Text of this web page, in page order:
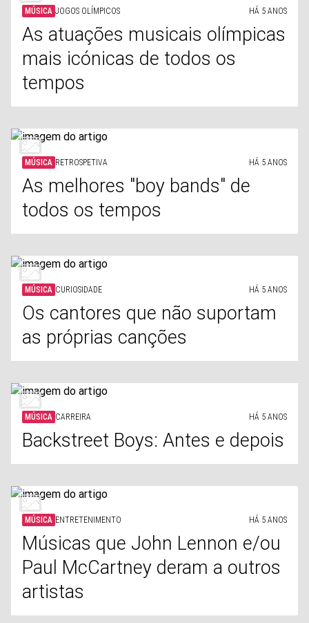
MÚSICA JOGOS OLÍMPICOS HÁ 5 ANOS
As atuações musicais olímpicas
mais icónicas de todos os
tempos
MÚSICA RETROSPETIVA HÁ 5 ANOS
As melhores "boy bands" de
todos os tempos
MÚSICA CURIOSIDADE HÁ 5 ANOS
Os cantores que não suportam
as próprias canções
MÚSICA CARREIRA HÁ 5 ANOS
Backstreet Boys: Antes e depois
MÚSICA ENTRETENIMENTO HÁ 5 ANOS
Músicas que John Lennon e/ou
Paul McCartney deram a outros
artistas